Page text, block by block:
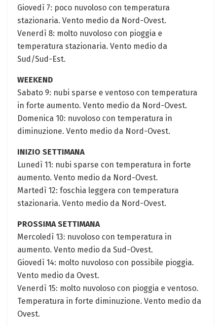
Giovedì 7:⁣ poco nuvoloso‍ con temperatura
stazionaria. Vento medio da Nord-Ovest.
Venerdì 8: molto nuvoloso con pioggia e
temperatura stazionaria. Vento medio​ da
Sud/Sud-Est.
WEEKEND
Sabato 9: nubi sparse e⁣ ventoso con​ temperatura
in forte aumento. Vento medio da Nord-Ovest.
Domenica 10: nuvoloso ‍con temperatura in
diminuzione. Vento ⁤medio da Nord-Ovest.
INIZIO SETTIMANA
Lunedì 11: nubi⁤ sparse con temperatura in forte
aumento. Vento medio da Nord-Ovest.
Martedì 12: foschia leggera con temperatura
stazionaria. Vento medio ⁣da Nord-Ovest.
PROSSIMA SETTIMANA
Mercoledì 13: nuvoloso con temperatura in
aumento. Vento medio da​ Sud-Ovest.
Giovedì 14: molto​ nuvoloso​ con ⁤possibile‍ pioggia.
Vento​ medio‍ da Ovest.
Venerdì 15: ​molto nuvoloso con pioggia e ventoso.
Temperatura in forte diminuzione. Vento medio ⁤da
Ovest.